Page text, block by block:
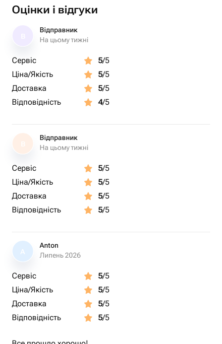
Оцінки і відгуки
Відправник
На цьому тижні
Сервіс 5/5
Ціна/Якість
5/5
Доставка
5/5
Відповідність
4/5
В
Відправник
На цьому тижні
Сервіс 5/5
Ціна/Якість
5/5
Доставка
5/5
Відповідність
5/5
A
Anton
Липень 2026
Сервіс 5/5
Ціна/Якість
5/5
Доставка
5/5
Відповідність
5/5